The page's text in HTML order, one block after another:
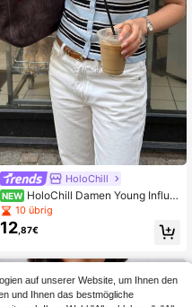
HoloChill
NEW HoloChill Damen Young Influe
ncer Lässig Style gestrickter gestrei
fter Kurzarm-Cardigan, Revers Kno
pfleiste reguläre Länge Top, hohe El
Herbst Lässig 2026 Neuerscheinun
Ausflug Top Damen elegantes Top
Herbstkleidung Schulanfang Home
10 übrig
12 ,87€
auf unserer Website, um Ihnen den
und Ihnen das bestmögliche